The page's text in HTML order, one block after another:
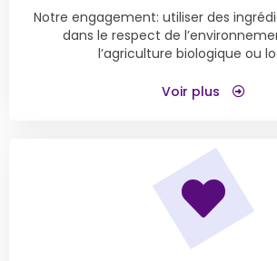
Notre engagement: utiliser des
dans le respect de
l’agriculture biologique ou
Voir plus